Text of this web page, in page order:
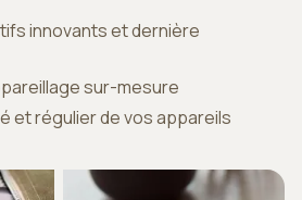
innovants et dernière
sur-mesure
et régulier de vos appareils